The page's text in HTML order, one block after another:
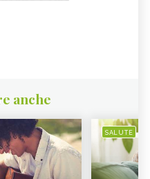
anche
SALUTE